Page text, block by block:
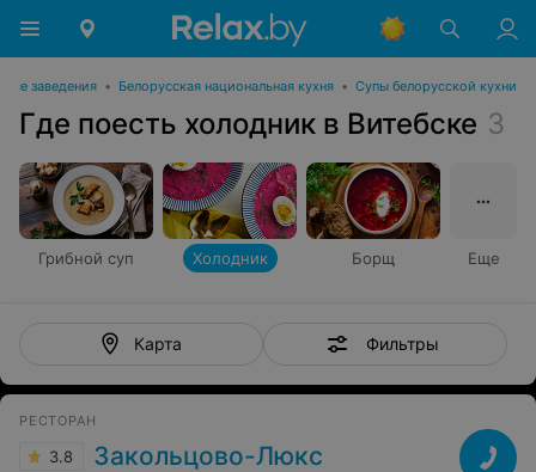
Все заведения • Белорусская национальная кухня • Супы белорусской кухни
Где поесть холодник в Витебске 3
Грибной суп Холодник Борщ Еще
Карта Фильтры
РЕСТОРАН
3.8 Закольцово-Люкс